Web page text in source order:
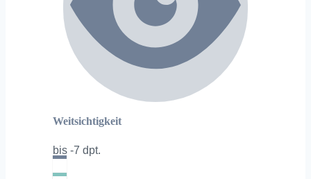
Weitsichtigkeit
bis -7 dpt.